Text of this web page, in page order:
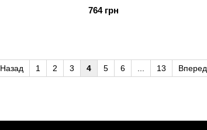
764 грн
Назад 1 2 3 4 5 6 13 Вперед